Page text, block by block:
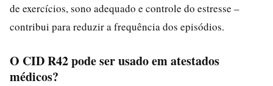
de exercícios, sono adequado e controle do estresse –
contribui para reduzir a frequência dos episódios.
O CID R42 pode ser usado em atestados
médicos?